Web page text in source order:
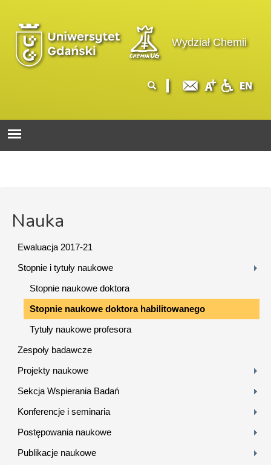
Wydział Chemii
wyszukiwania
Nauka
Ewaluacja 2017-21
Stopnie i tytuły naukowe
Stopnie naukowe doktora
Stopnie naukowe doktora habilitowanego
Tytuły naukowe profesora
Zespoły badawcze
Projekty naukowe
Sekcja Wspierania Badań
Konferencje i seminaria
Postępowania naukowe
Publikacje naukowe